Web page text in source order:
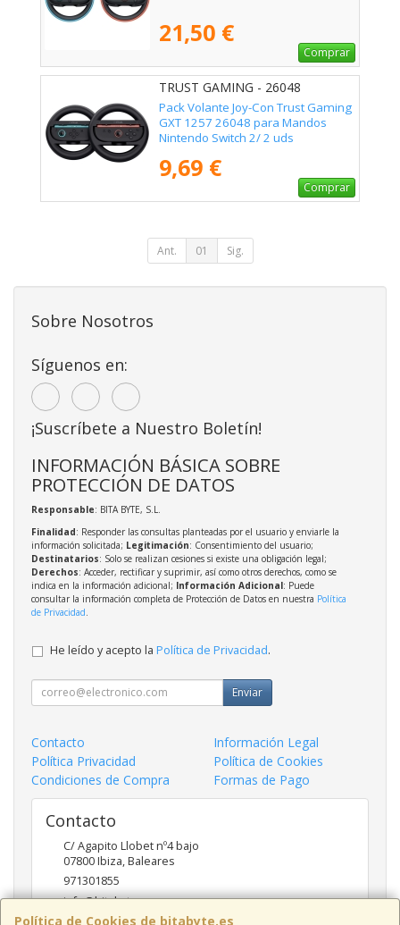
21,50 €
Comprar
TRUST GAMING - 26048
Pack Volante Joy-Con Trust Gaming
GXT 1257 26048 para Mandos
Nintendo Switch 2/ 2 uds
9,69 €
Comprar
Ant. 01 Sig.
Política de Cookies de bitabyte.es
Sobre Nosotros
Síguenos en:
¡Suscríbete a Nuestro Boletín!
INFORMACIÓN BÁSICA SOBRE
PROTECCIÓN DE DATOS
Responsable: BITA BYTE, S.L.
Finalidad: Responder las consultas planteadas por el usuario y enviarle la
información solicitada; Legitimación: Consentimiento del usuario;
Destinatarios: Solo se realizan cesiones si existe una obligación legal;
Derechos: Acceder, rectificar y suprimir, así como otros derechos, como se
indica en la información adicional; Información Adicional: Puede
consultar la información completa de Protección de Datos en nuestra Política
de Privacidad
He leído y acepto la Política de Privacidad.
Enviar
Contacto
Información Legal
Política Privacidad
Política de Cookies
Condiciones de Compra
Formas de Pago
Contacto
C/ Agapito Llobet nº4 bajo
07800Ibiza,Baleares
971301855
info@bitabyte.es